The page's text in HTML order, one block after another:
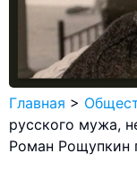
Главная >
русского мужа,
Роман Рощупкин